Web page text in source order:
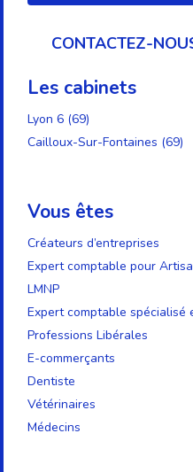
CONTACTEZ-
Les cabinets
Lyon 6 (69)
Cailloux-Sur-Fontaines (69)
Vous êtes
Créateurs d’entreprises
Expert comptable pour
LMNP
Expert comptable spécialisé
Professions Libérales
E-commerçants
Dentiste
Vétérinaires
Médecins